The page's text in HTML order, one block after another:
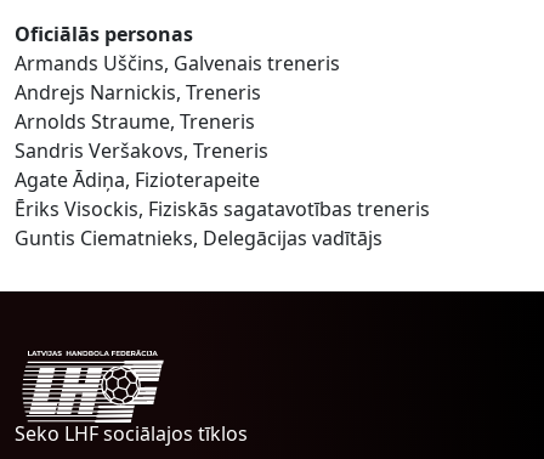
Oficiālās personas
Armands Uščins, Galvenais treneris
Andrejs Narnickis, Treneris
Arnolds Straume, Treneris
Sandris Veršakovs, Treneris
Agate Ādiņa, Fizioterapeite
Ēriks Visockis, Fiziskās sagatavotības treneris
Guntis Ciematnieks, Delegācijas vadītājs
Seko LHF sociālajos tīklos